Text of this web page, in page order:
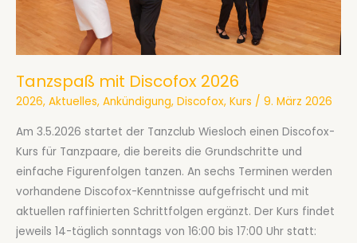
Tanzspaß mit Discofox 2026
2026, Aktuelles, Ankündigung, Discofox, Kurs / 9. März 2026
Am 3.5.2026 startet der Tanzclub Wiesloch einen Discofox-
Kurs für Tanzpaare, die bereits die Grundschritte und
einfache Figurenfolgen tanzen. An sechs Terminen werden
vorhandene Discofox-Kenntnisse aufgefrischt und mit
aktuellen raffinierten Schrittfolgen ergänzt. Der Kurs findet
jeweils 14-täglich sonntags von 16:00 bis 17:00 Uhr statt: